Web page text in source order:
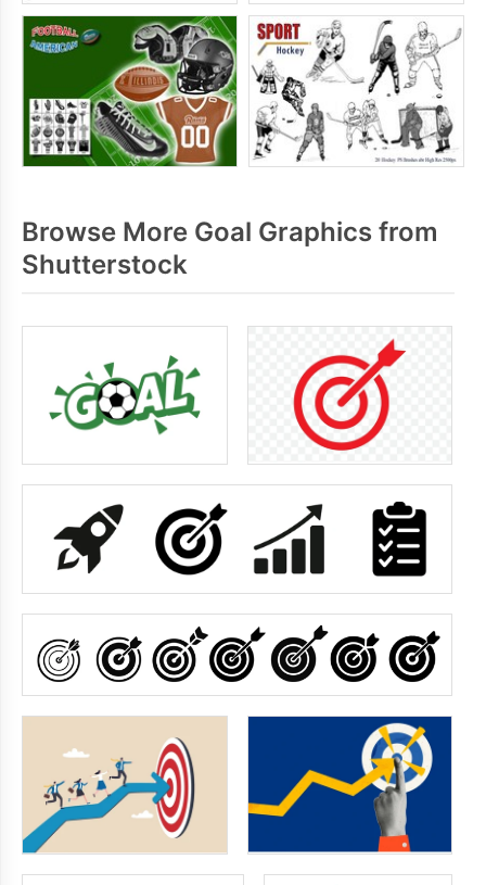
Browse More Goal Graphics from
Shutterstock